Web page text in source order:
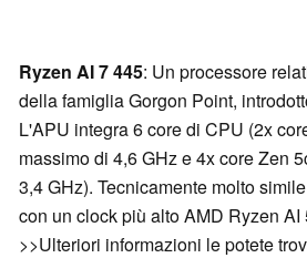
Ryzen AI 7 445: Un processore
della famiglia Gorgon Point,
L'APU integra 6 core di CPU (2x
massimo di 4,6 GHz e 4x core Zen
3,4 GHz). Tecnicamente molto
con un clock più alto AMD Ryzen AI
>>Ulteriori informazioni le potete